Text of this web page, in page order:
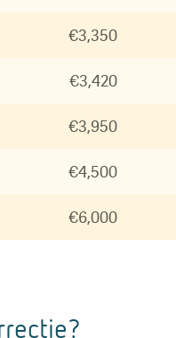
€3,350
€3,420
€3,950
€4,500
€6,000